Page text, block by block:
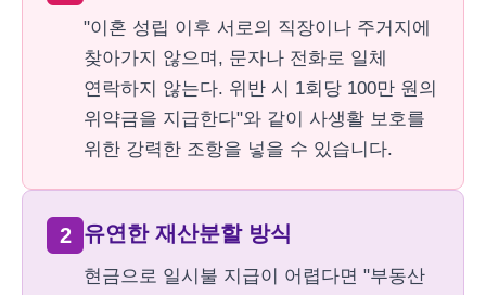
"이혼 성립 이후 서로의 직장이나 주거지에
찾아가지 않으며, 문자나 전화로 일체
연락하지 않는다. 위반 시 1회당 100만 원의
위약금을 지급한다"와 같이 사생활 보호를
위한 강력한 조항을 넣을 수 있습니다.
2 유연한 재산분할 방식
현금으로 일시불 지급이 어렵다면 "부동산